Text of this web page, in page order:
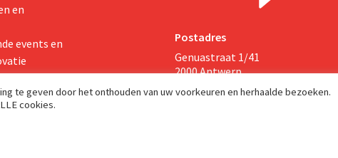
en
events en
Postadres
Genuastraat 1/41
2000 Antwerp
te geven door het onthouden van uw voorkeuren en herhaalde bezoeken.
cookies.